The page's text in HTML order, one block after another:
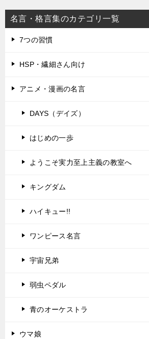
名言・格言集のカテゴリ一覧
7つの習慣
HSP・繊細さん向け
アニメ・漫画の名言
DAYS（デイズ）
はじめの一歩
ようこそ実力至上主義の教室へ
キングダム
ハイキュー!!
ワンピース名言
宇宙兄弟
弱虫ペダル
青のオーケストラ
ウマ娘